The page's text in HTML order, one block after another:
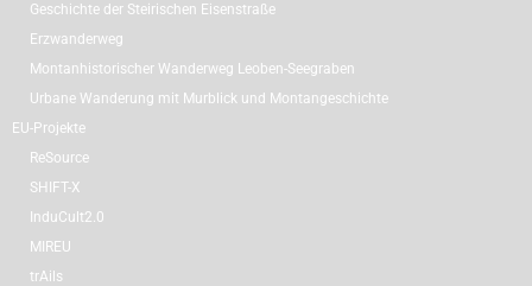
Geschichte der Steirischen Eisenstraße
Erzwanderweg
Montanhistorischer Wanderweg Leoben-Seegraben
Urbane Wanderung mit Murblick und Montangeschichte
EU-Projekte
ReSource
SHIFT-X
InduCult2.0
MIREU
trAils